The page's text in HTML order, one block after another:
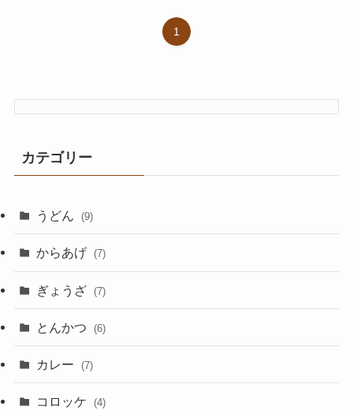
1
カテゴリー
うどん (9)
からあげ (7)
ぎょうざ (7)
とんかつ (6)
カレー (7)
コロッケ (4)